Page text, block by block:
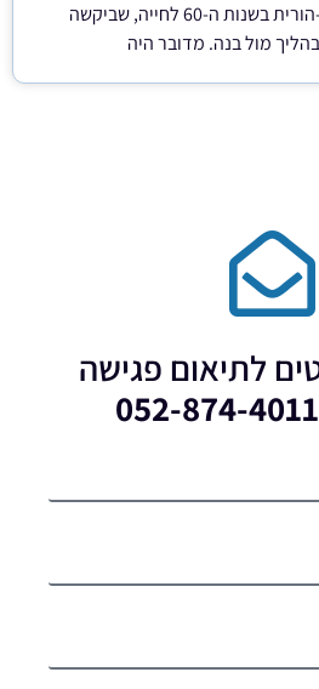
מה פנתה אליי אם חד-הורית בשנות ה-60 לחייה, שביקשה
מול בנה. מדובר היה
לתיאום פגישה